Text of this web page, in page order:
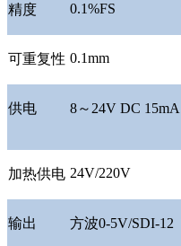
精度 0.1%FS
可重复性 0.1mm
供电 8～24V DC 15mA
加热供电 24V/220V
输出 方波0-5V/SDI-12